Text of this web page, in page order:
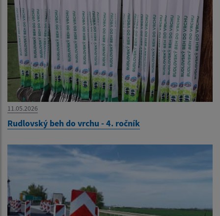
11.05.2026
Rudlovský beh do vrchu - 4. ročník